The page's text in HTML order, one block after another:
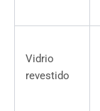
Vidrio
revestido